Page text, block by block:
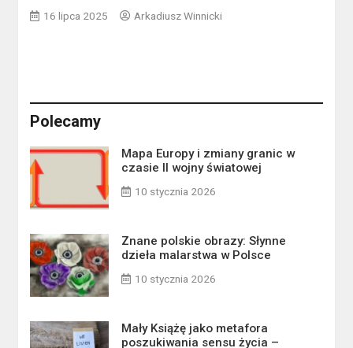
16 lipca 2025 Arkadiusz Winnicki
Polecamy
Mapa Europy i zmiany granic w
czasie II wojny światowej
10 stycznia 2026
Znane polskie obrazy: Słynne
dzieła malarstwa w Polsce
10 stycznia 2026
Mały Książę jako metafora
poszukiwania sensu życia –